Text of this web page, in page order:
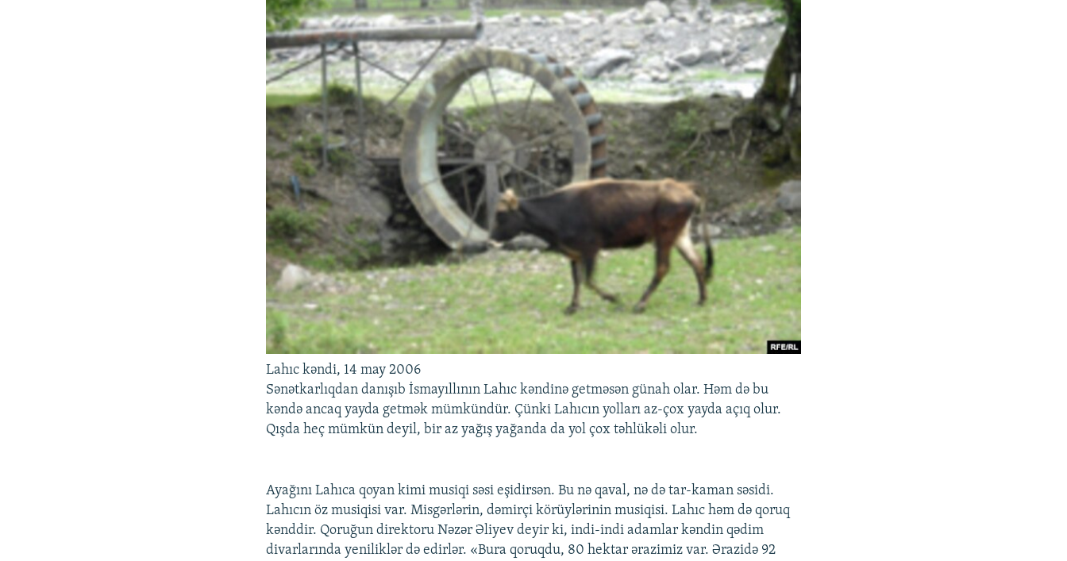
Lahıc kəndi, 14 may 2006
Sənətkarlıqdan danışıb İsmayıllının Lahıc kəndinə getməsən günah olar. Həm də bu
kəndə ancaq yayda getmək mümkündür. Çünki Lahıcın yolları az-çox yayda açıq olur.
Qışda heç mümkün deyil, bir az yağış yağanda da yol çox təhlükəli olur.
Ayağını Lahıca qoyan kimi musiqi səsi eşidirsən. Bu nə qaval, nə də tar-kaman səsidi.
Lahıcın öz musiqisi var. Misgərlərin, dəmirçi körüylərinin musiqisi. Lahıc həm də qoruq
kənddir. Qoruğun direktoru Nəzər Əliyev deyir ki, indi-indi adamlar kəndin qədim
divarlarında yeniliklər də edirlər. «Bura qoruqdu, 80 hektar ərazimiz var. Ərazidə 92